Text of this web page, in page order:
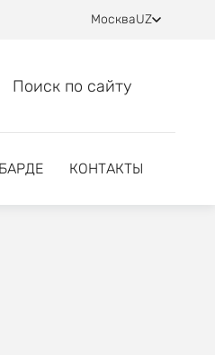
МоскваUZ
Поиск по сайту
КОНТАКТЫ